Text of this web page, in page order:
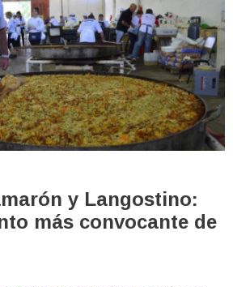
y Langostino:
más convocante de